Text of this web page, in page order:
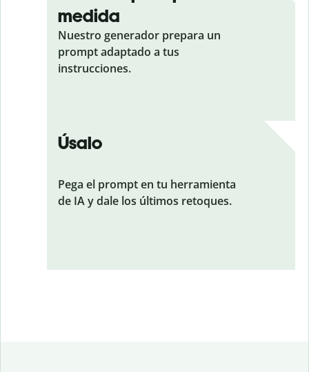
medida
Nuestro generador prepara un
prompt adaptado a tus
instrucciones.
Úsalo
Pega el prompt en tu herramienta
de IA y dale los últimos retoques.